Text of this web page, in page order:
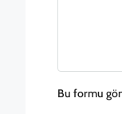
Bu formu